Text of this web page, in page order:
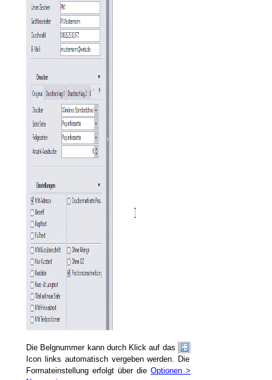
Die Belgnummer kann durch Klick auf das
Icon links automatisch vergeben werden. Die
Formateinstellung erfolgt über die Optionen >